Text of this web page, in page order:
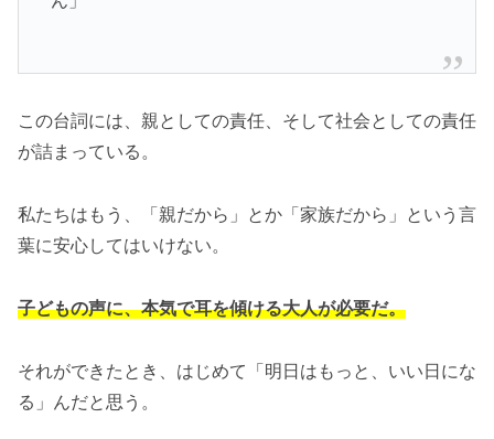
この台詞には、親としての責任、そして社会としての責任
が詰まっている。
私たちはもう、「親だから」とか「家族だから」という言
葉に安心してはいけない。
子どもの声に、本気で耳を傾ける大人が必要だ。
それができたとき、はじめて「明日はもっと、いい日にな
る」んだと思う。